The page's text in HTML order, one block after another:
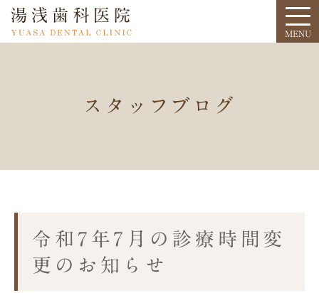
スタッフブログ
令和7年7月の診療時間変
更のお知らせ